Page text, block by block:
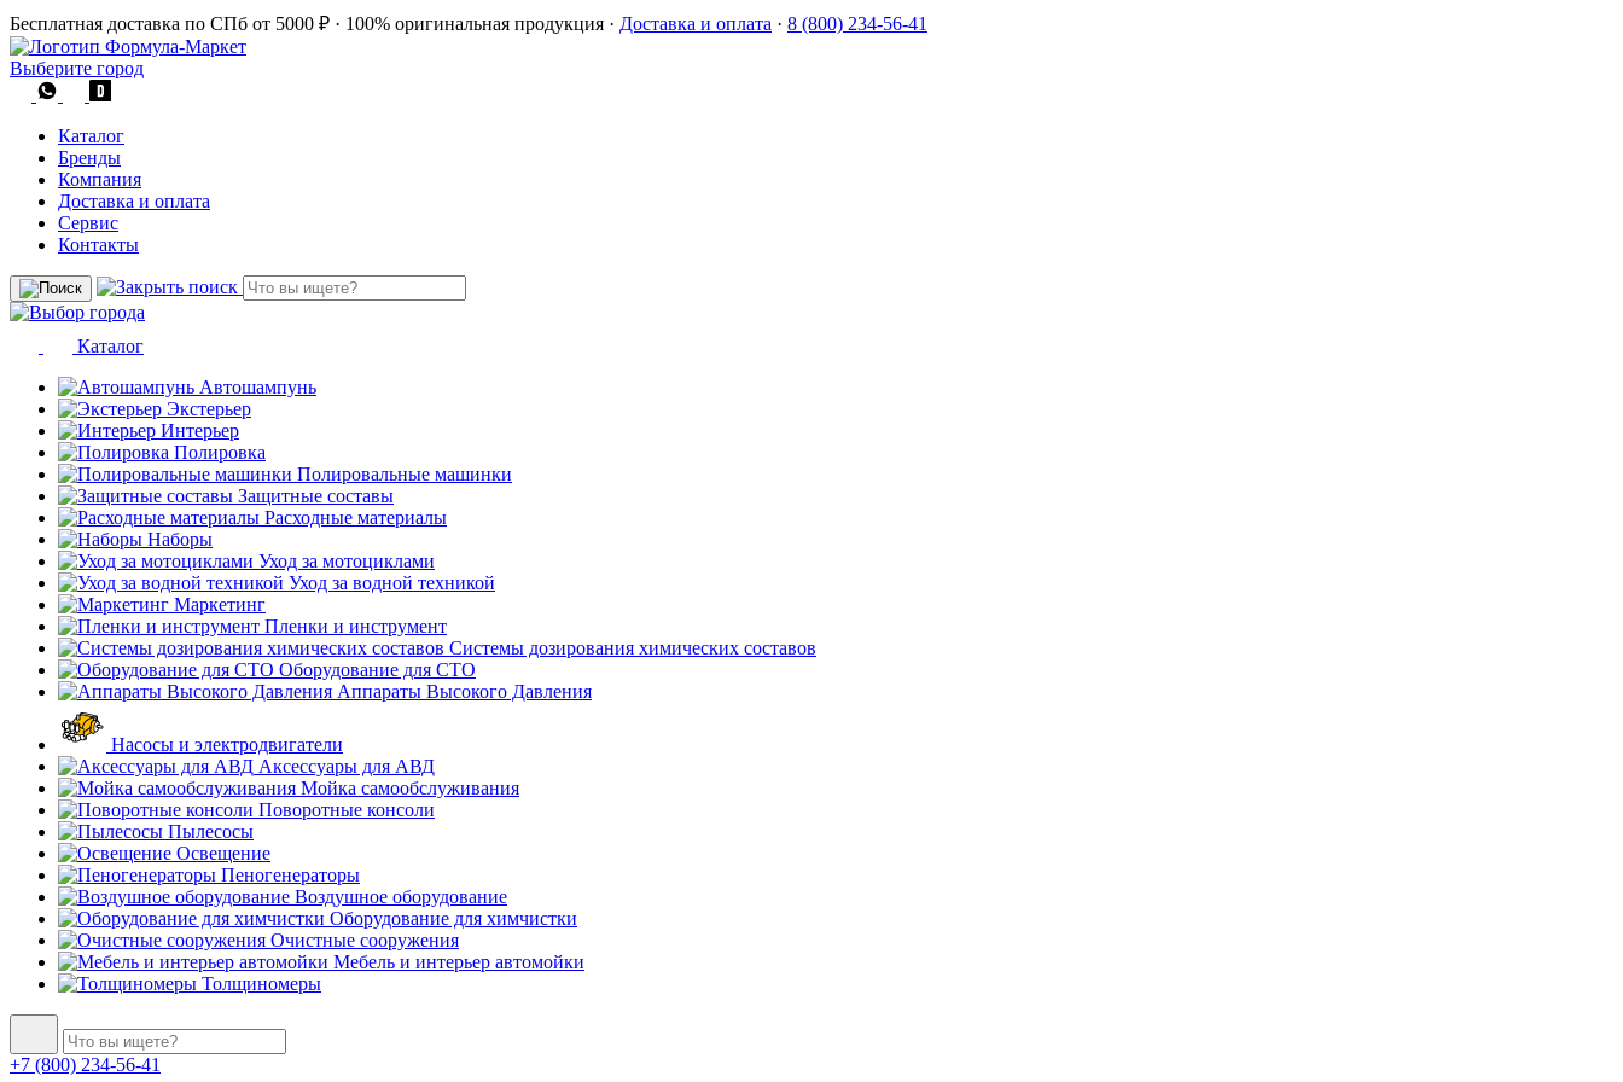
Бесплатная доставка по СПб от 5000 ₽ · 100% оригинальная продукция · Доставка и оплата · 8 (800) 234-56-41
Выберите город
Каталог
Бренды
Компания
Доставка и оплата
Сервис
Контакты
Каталог
Автошампунь
Экстерьер
Интерьер
Полировка
Полировальные машинки
Защитные составы
Расходные материалы
Наборы
Уход за мотоциклами
Уход за водной техникой
Маркетинг
Пленки и инструмент
Системы дозирования химических составов
Оборудование для СТО
Аппараты Высокого Давления
Насосы и электродвигатели
Аксессуары для АВД
Мойка самообслуживания
Поворотные консоли
Пылесосы
Освещение
Пеногенераторы
Воздушное оборудование
Оборудование для химчистки
Очистные сооружения
Мебель и интерьер автомойки
Толщиномеры
+7 (800) 234-56-41